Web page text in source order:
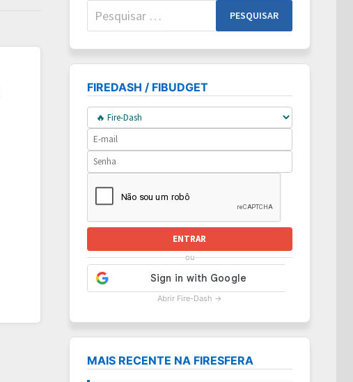
Pesquisar
por:
FIREDASH / FIBUDGET
ENTRAR
ou
Abrir Fire-Dash →
MAIS RECENTE NA FIRESFERA